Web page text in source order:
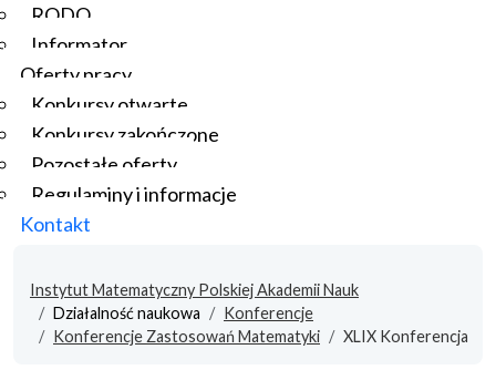
RODO
Informator
Oferty pracy
Konkursy otwarte
Konkursy zakończone
Pozostałe oferty
Regulaminy i informacje
Kontakt
Instytut Matematyczny Polskiej Akademii Nauk
Działalność naukowa
Konferencje
Konferencje Zastosowań Matematyki
XLIX Konferencja